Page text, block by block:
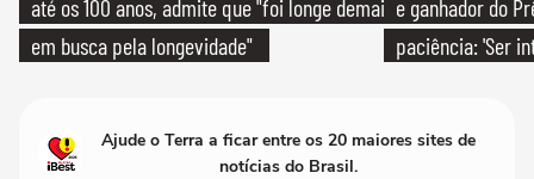
até os 100 anos, admite que "foi longe demais
em busca pela longevidade"
e ganhador do
paciência: 'Ser
Ajude o Terra a ficar entre os 20 maiores sites de
notícias do Brasil.